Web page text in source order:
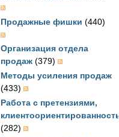
Продажные фишки (440)
Организация отдела
продаж (379)
Методы усиления продаж
(433)
Работа с претензиями,
клиентоориентированность
(282)